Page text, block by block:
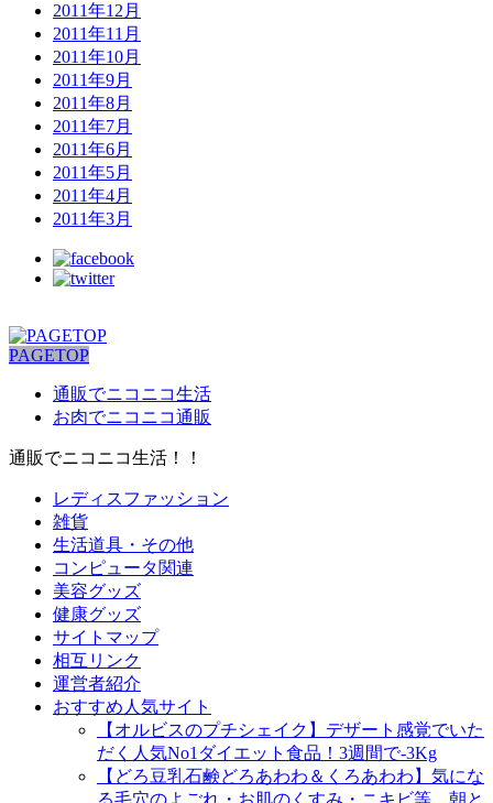
2011年12月
2011年11月
2011年10月
2011年9月
2011年8月
2011年7月
2011年6月
2011年5月
2011年4月
2011年3月
PAGETOP
通販でニコニコ生活
お肉でニコニコ通販
通販でニコニコ生活！！
レディスファッション
雑貨
生活道具・その他
コンピュータ関連
美容グッズ
健康グッズ
サイトマップ
相互リンク
運営者紹介
おすすめ人気サイト
【オルビスのプチシェイク】デザート感覚でいた
だく人気No1ダイエット食品！3週間で-3Kg
【どろ豆乳石鹸どろあわわ＆くろあわわ】気にな